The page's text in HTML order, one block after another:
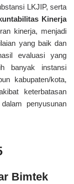
LKJIP, serta
Kinerja
kinerja, menjadi
yang baik dan
evaluasi yang
banyak instansi
kabupaten/kota,
keterbatasan
penyusunan
Bimtek